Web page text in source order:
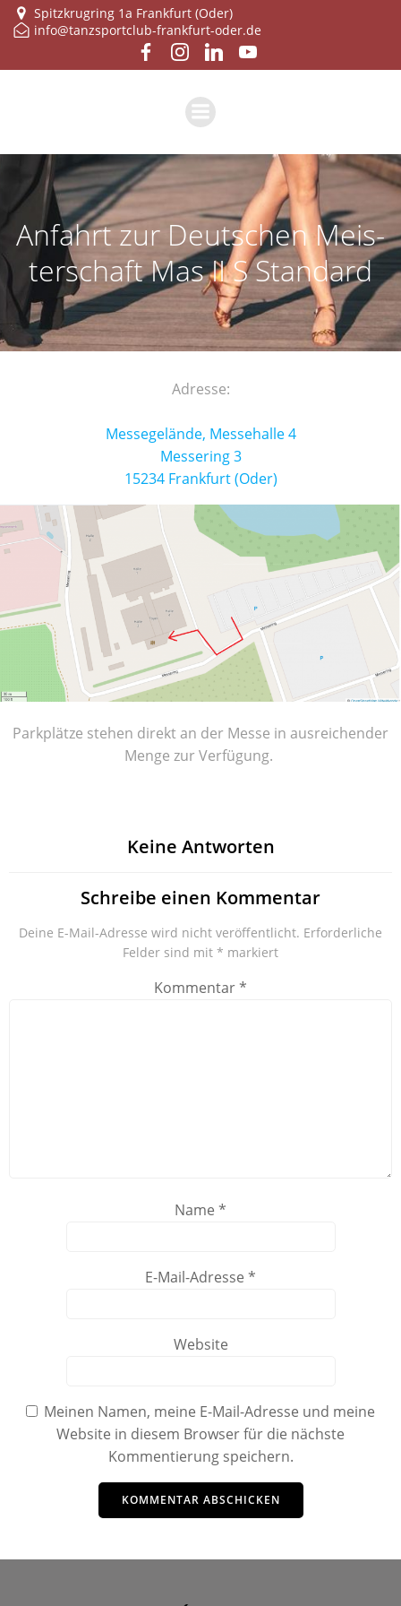
Zum
Inhalt
springen
Spitzkrugring 1a Frankfurt (Oder)
info@tanzsportclub-frankfurt-oder.de
Anfahrt zur Deut­schen Meis­
ter­schaft Mas II S Standard
Adres­se:
Mes­se­ge­län­de, Mes­se­hal­le 4
Mes­se­ring 3
15234 Frank­furt (Oder)
Park­plät­ze ste­hen direkt an der Mes­se in aus­rei­chen­der
Men­ge zur Verfügung.
Keine Antworten
Schreibe einen Kommentar
Deine E-Mail-Adresse wird nicht veröffentlicht. Erforderliche
Felder sind mit * markiert
Kommentar*
Name *
E-Mail-Adresse *
Website
Meinen Namen, meine E-Mail-Adresse und meine
Website in diesem Browser für die nächste
Kommentierung speichern.